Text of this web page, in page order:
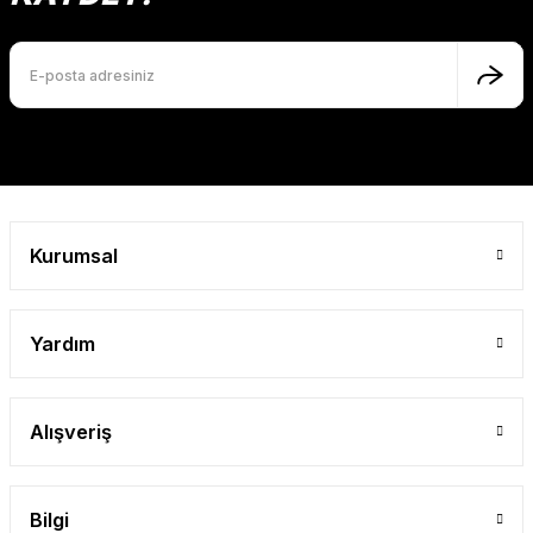
Kurumsal
Yardım
Alışveriş
Bilgi